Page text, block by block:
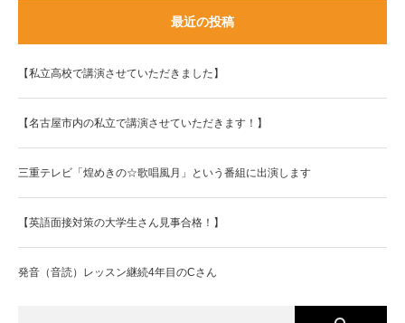
最近の投稿
【私立高校で講演させていただきました】
【名古屋市内の私立で講演させていただきます！】
三重テレビ「煌めきの☆歌唱風月」という番組に出演します
【英語面接対策の大学生さん見事合格！】
発音（音読）レッスン継続4年目のCさん